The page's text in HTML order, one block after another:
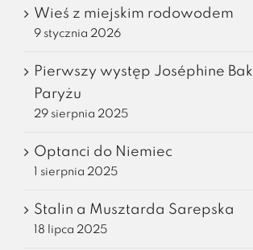
Wieś z miejskim rodowodem
9 stycznia 2026
Pierwszy występ Joséphine
Paryżu
29 sierpnia 2025
Optanci do Niemiec
1 sierpnia 2025
Stalin a Musztarda Sarepska
18 lipca 2025